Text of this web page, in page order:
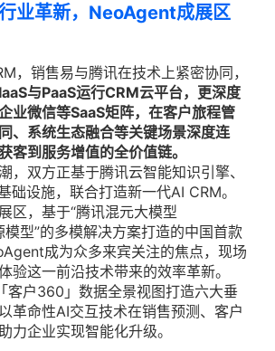
业革新，NeoAgent成展区
，销售易与腾讯在技术上紧密协同，
与PaaS运行CRM云平台，更深度
业微信等SaaS矩阵，在客户旅程管
、系统生态融合等关键场景深度连
客到服务增值的全价值链。
，双方正基于腾讯云智能知识引擎、
础设施，联合打造新一代AI CRM。
区，基于“腾讯混元大模型
型”的多模解决方案打造的中国首款
成为众多来宾关注的焦点，现场
验这一前沿技术带来的效率革新。
客户360」数据全景视图打造六大垂
革命性AI交互技术在销售预测、客户
力企业实现智能化升级。